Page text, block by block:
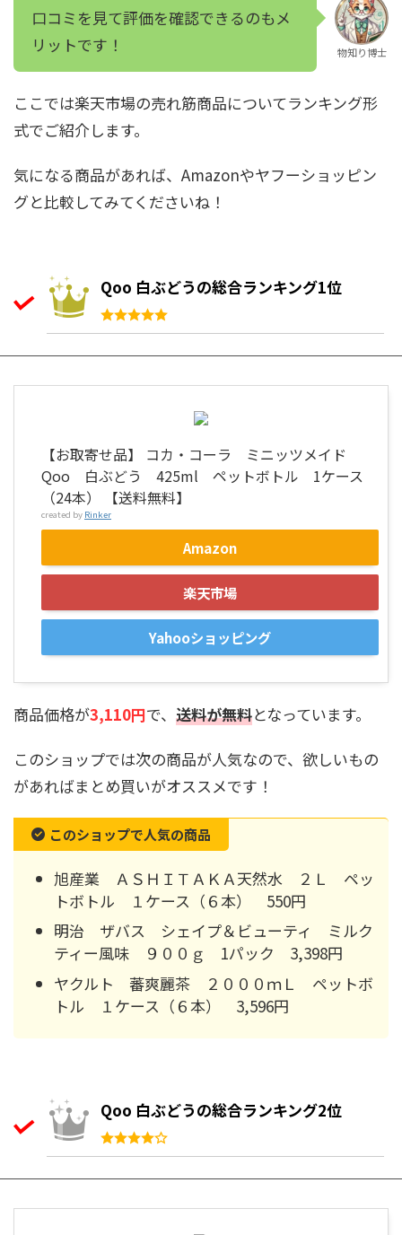
口コミを見て評価を確認できるのもメ
リットです！
物知り博士
ここでは楽天市場の売れ筋商品についてランキング形
式でご紹介します。
気になる商品があれば、Amazonやヤフーショッピン
グと比較してみてくださいね！
Qoo 白ぶどうの総合ランキング1位
【お取寄せ品】 コカ・コーラ ミニッツメイド
Qoo 白ぶどう 425ml ペットボトル 1ケース
（24本） 【送料無料】
created by Rinker
Amazon
楽天市場
Yahooショッピング
商品価格が3,110円で、 送料が無料となっています。
このショップでは次の商品が人気なので、欲しいもの
があればまとめ買いがオススメです！
このショップで人気の商品
旭産業 ＡＳＨＩＴＡＫＡ天然水 ２Ｌ ペッ
トボトル １ケース（６本） 550円
明治 ザバス シェイプ＆ビューティ ミルク
ティー風味 ９００ｇ 1パック 3,398円
ヤクルト 蕃爽麗茶 ２０００ｍＬ ペットボ
トル １ケース（６本） 3,596円
Qoo 白ぶどうの総合ランキング2位